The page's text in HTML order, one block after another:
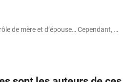
de mère et d’épouse… Cependant, …